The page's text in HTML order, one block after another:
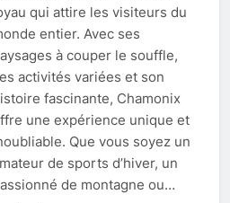
qui attire les visiteurs du
entier. Avec ses
à couper le souffle,
activités variées et son
fascinante, Chamonix
une expérience unique et
Que vous soyez un
de sports d’hiver, un
de montagne ou…